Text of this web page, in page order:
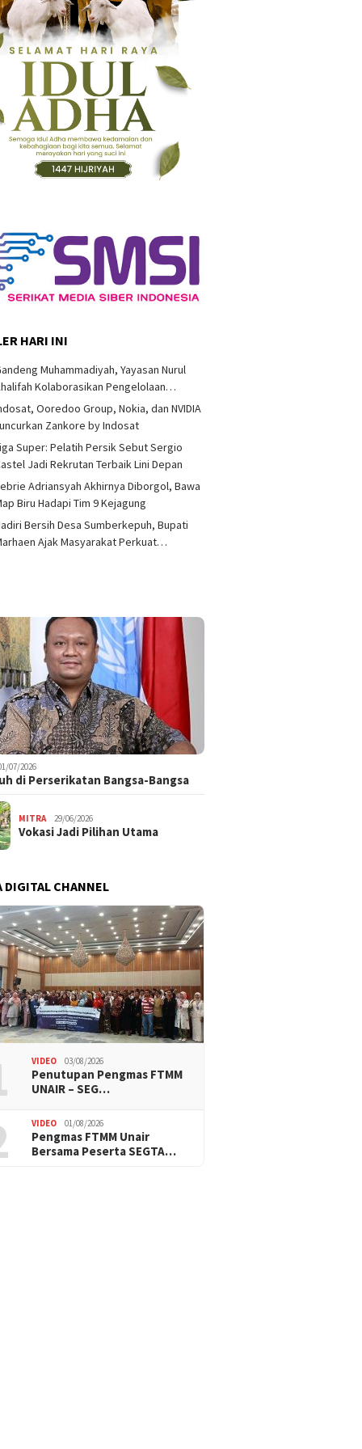
HARI INI
Muhammadiyah, Yayasan Nurul
Kolaborasikan Pengelolaan…
Ooredoo Group, Nokia, dan NVIDIA
Zankore by Indosat
Super: Pelatih Persik Sebut Sergio
Jadi Rekrutan Terbaik Lini Depan
Adriansyah Akhirnya Diborgol, Bawa
Biru Hadapi Tim 9 Kejagung
Bersih Desa Sumberkepuh, Bupati
Ajak Masyarakat Perkuat…
07/2026
di Perserikatan Bangsa-Bangsa
MITRA 29/06/2026
Vokasi Jadi Pilihan Utama
DIGITAL CHANNEL
VIDEO 03/08/2026
Penutupan Pengmas FTMM
UNAIR – SEG…
VIDEO 01/08/2026
Pengmas FTMM Unair
Bersama Peserta SEGTA…